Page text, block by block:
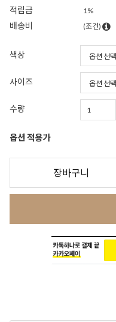
적립금 1%
배송비 (조건)
색상
사이즈
수량
옵션 적용가
장바구니